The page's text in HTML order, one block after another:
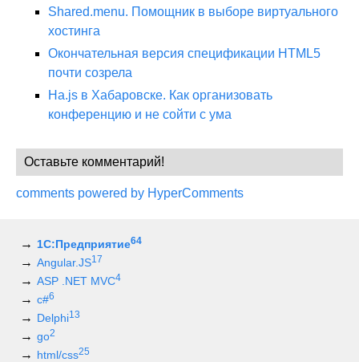
Shared.menu. Помощник в выборе виртуального
хостинга
Окончательная версия спецификации HTML5
почти созрела
Ha.js в Хабаровске. Как организовать
конференцию и не сойти с ума
Оставьте комментарий!
comments powered by HyperComments
1С:Предприятие64
Angular.JS17
ASP .NET MVC4
c#6
Delphi13
go2
html/css25